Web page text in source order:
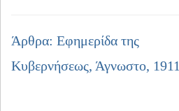
Άρθρα: Εφημερίδα της
Κυβερνήσεως, Άγνωστο, 1911